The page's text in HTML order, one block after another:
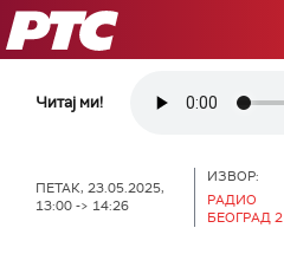
РТС
Читај ми!
ПЕТАК, 23.05.2025,
13:00 -> 14:26
ИЗВОР:
РАДИО
БЕОГРАД 2